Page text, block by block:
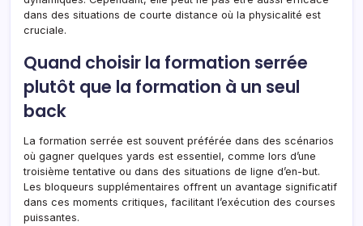
dans des situations de courte distance où la physicalité est
cruciale.
Quand choisir la formation serrée
plutôt que la formation à un seul
back
La formation serrée est souvent préférée dans des scénarios
où gagner quelques yards est essentiel, comme lors d’une
troisième tentative ou dans des situations de ligne d’en-but.
Les bloqueurs supplémentaires offrent un avantage significatif
dans ces moments critiques, facilitant l’exécution des courses
puissantes.